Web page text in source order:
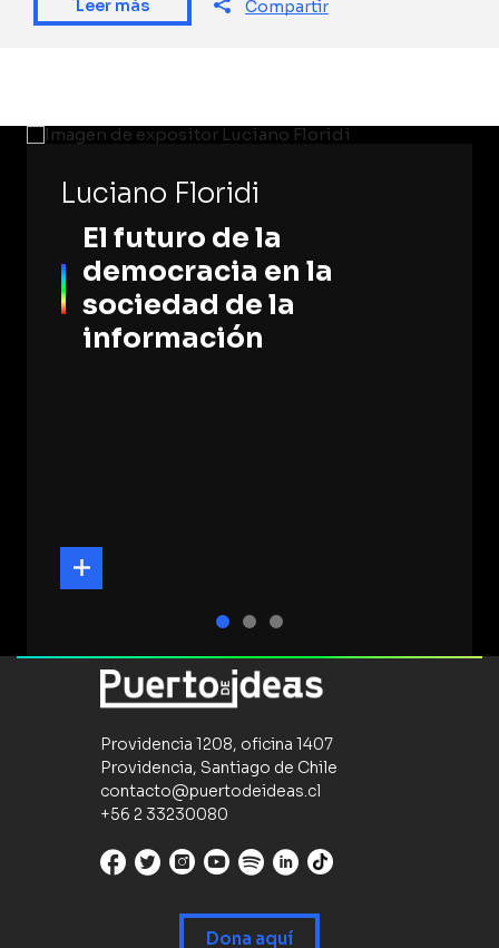
Leer más Compartir
Luciano Floridi
El futuro de la
democracia en la
sociedad de la
información
Providencia 1208, oficina 1407
Providencia, Santiago de Chile
contacto@puertodeideas.cl
+56 2 33230080
Dona aquí